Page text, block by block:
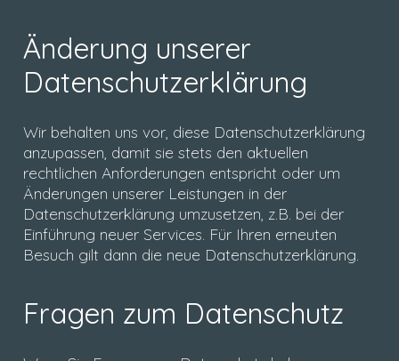
Änderung unserer
Datenschutzerklärung
Wir behalten uns vor, diese Datenschutzerklärung
anzupassen, damit sie stets den aktuellen
rechtlichen Anforderungen entspricht oder um
Änderungen unserer Leistungen in der
Datenschutzerklärung umzusetzen, z.B. bei der
Einführung neuer Services. Für Ihren erneuten
Besuch gilt dann die neue Datenschutzerklärung.
Fragen zum Datenschutz